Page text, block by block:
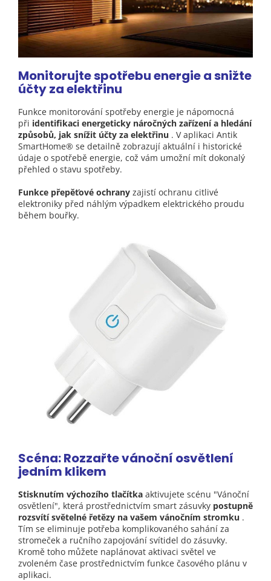
Monitorujte spotřebu energie a snižte
účty za elektřinu
Funkce monitorování spotřeby energie je nápomocná
při identifikaci energeticky náročných zařízení a hledání
způsobů, jak snížit účty za elektřinu . V aplikaci Antik
SmartHome® se detailně zobrazují aktuální i historické
údaje o spotřebě energie, což vám umožní mít dokonalý
přehled o stavu spotřeby.
Funkce přepěťové ochrany zajistí ochranu citlivé
elektroniky před náhlým výpadkem elektrického proudu
během bouřky.
Scéna: Rozzařte vánoční osvětlení
jedním klikem
Stisknutím výchozího tlačítka aktivujete scénu "Vánoční
osvětlení", která prostřednictvím smart zásuvky postupně
rozsvítí světelné řetězy na vašem vánočním stromku .
Tím se eliminuje potřeba komplikovaného sahání za
stromeček a ručního zapojování svítidel do zásuvky.
Kromě toho můžete naplánovat aktivaci světel ve
zvoleném čase prostřednictvím funkce časového plánu v
aplikaci.